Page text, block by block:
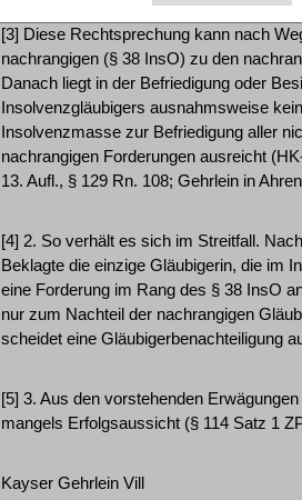
[3] Diese Rechtsprechung kann nach
nachrangigen (§ 38 InsO) zu den
Danach liegt in der Befriedigung oder
Insolvenzgläubigers ausnahmsweise
Insolvenzmasse zur Befriedigung aller
nachrangigen Forderungen ausreicht
13. Aufl., § 129 Rn. 108; Gehrlein in
[4] 2. So verhält es sich im Streitfall.
Beklagte die einzige Gläubigerin, die im
eine Forderung im Rang des § 38 InsO
nur zum Nachteil der nachrangigen
scheidet eine Gläubigerbenachteiligung
[5] 3. Aus den vorstehenden
mangels Erfolgsaussicht (§ 114 Satz 1
Kayser Gehrlein Vill